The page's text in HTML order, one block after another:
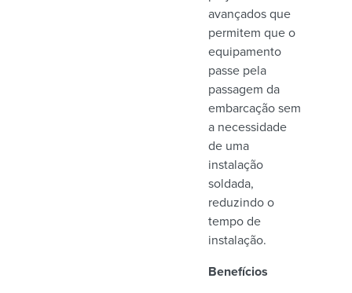
avançados que
permitem que o
equipamento
passe pela
passagem da
embarcação sem
a necessidade
de uma
instalação
soldada,
reduzindo o
tempo de
instalação.
Benefícios